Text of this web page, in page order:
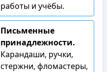
работы и учёбы.
Письменные
принадлежности.
Карандаши, ручки,
стержни, фломастеры,